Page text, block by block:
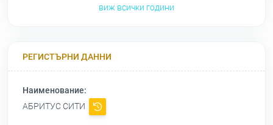
виж всички години
РЕГИСТЪРНИ ДАННИ
Наименование:
АБРИТУС СИТИ